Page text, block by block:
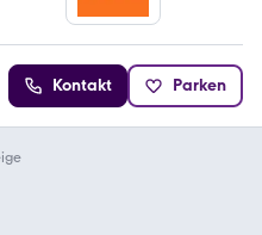
Kontakt Parken